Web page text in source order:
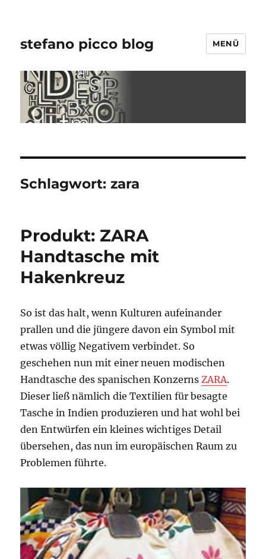
stefano picco blog MENÜ
Schlagwort:zara
Produkt: ZARA
Handtasche mit
Hakenkreuz
So ist das halt, wenn Kulturen aufeinander
prallen und die jüngere davon ein Symbol mit
etwas völlig Negativem verbindet. So
geschehen nun mit einer neuen modischen
Handtasche des spanischen KonzernsZARA.
Dieser ließ nämlich die Textilien für besagte
Tasche in Indien produzieren und hat wohl bei
den Entwürfen ein kleines wichtiges Detail
übersehen, das nun im europäischen Raum zu
Problemen führte.